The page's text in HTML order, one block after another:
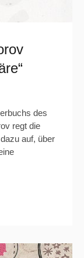
des
regt die
auf, über